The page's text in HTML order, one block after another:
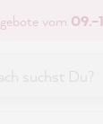
vom